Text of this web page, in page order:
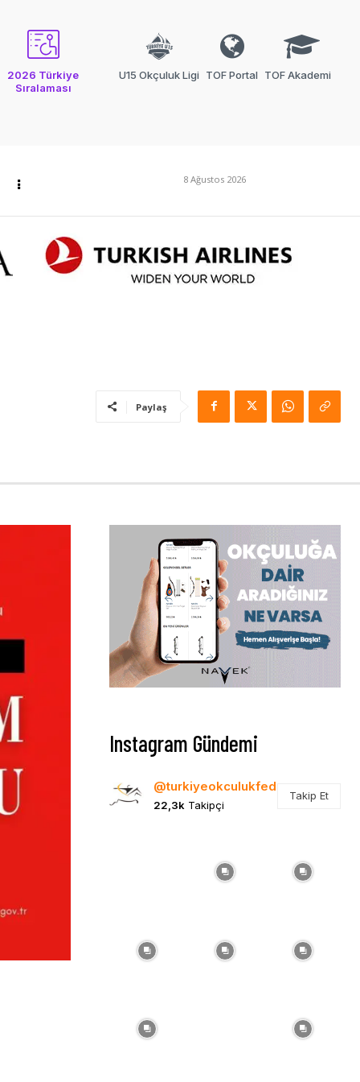
2026 Türkiye
Sıralaması
U15 Okçuluk Ligi TOF Portal TOF Akademi
8 Ağustos 2026
Paylaş
Instagram Gündemi
@turkiyeokculukfed
22,3k Takipçi
Takip Et